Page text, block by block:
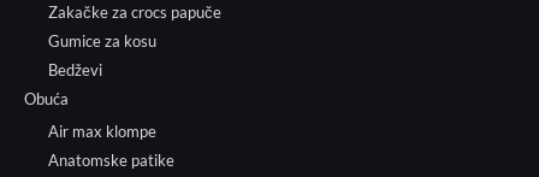
Zakačke za crocs papuče
Gumice za kosu
Bedževi
Obuća
Air max klompe
Anatomske patike